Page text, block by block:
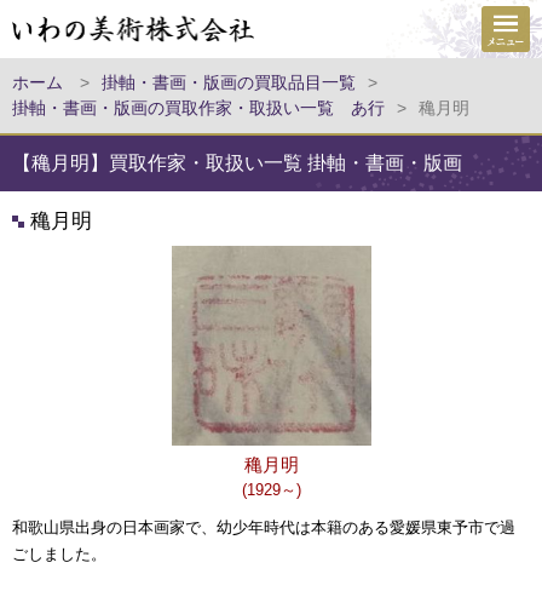
ホーム > 掛軸・書画・版画の買取品目一覧
>
掛軸・書画・版画の買取作家・取扱い一覧 あ行
> 穐月明
【穐月明】買取作家・取扱い一覧 掛軸・書画・版画
穐月明
穐月明
(1929～)
和歌山県出身の日本画家で、幼少年時代は本籍のある愛媛県東予市で過
ごしました。